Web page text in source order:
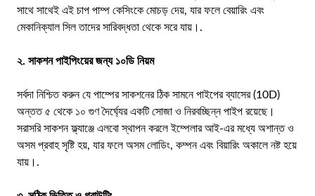
সাথে সাথেই এই চাপ পাম্প কেসিংকে মোচড় দেয়, যার ফলে বেয়ারিং এবং
মেকানিক্যাল সিল তাদের সারিবদ্ধতা থেকে সরে যায়।.
২. সাকশন পাইপিংয়ের জন্য ১০ডি নিয়ম
সর্বদা নিশ্চিত করুন যে পাম্পের সাকশনের ঠিক সামনে পাইপের ব্যাসের (10D)
অন্তত ৫ থেকে ১০ গুণ দৈর্ঘ্যের একটি সোজা ও নিরবচ্ছিন্ন পাইপ রয়েছে।
সরাসরি সাকশন ফ্ল্যাঞ্জে এলবো স্থাপন করলে ইম্পেলার আই-এর মধ্যে অশান্ত ও
অসম প্রবাহ সৃষ্টি হয়, যার ফলে অসম লোডিং, কম্পন এবং বিয়ারিং অকালে নষ্ট হয়ে
যায়।.